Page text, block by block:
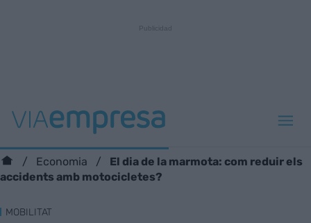
Economia
El dia de la marmota: com reduir els
accidents amb motocicletes?
MOBILITAT